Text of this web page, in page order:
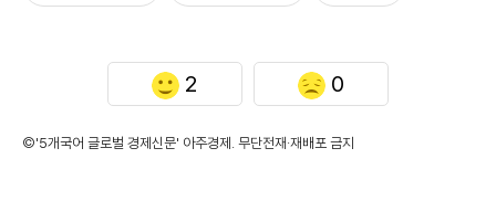
2 0
©'5개국어 글로벌 경제신문' 아주경제. 무단전재·재배포 금지